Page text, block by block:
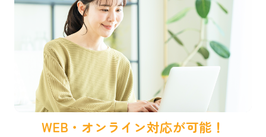
WEB・オンライン対応が可能！